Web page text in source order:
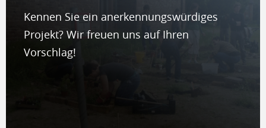
Kennen Sie ein anerkennungswürdiges
Projekt? Wir freuen uns auf Ihren
Vorschlag!